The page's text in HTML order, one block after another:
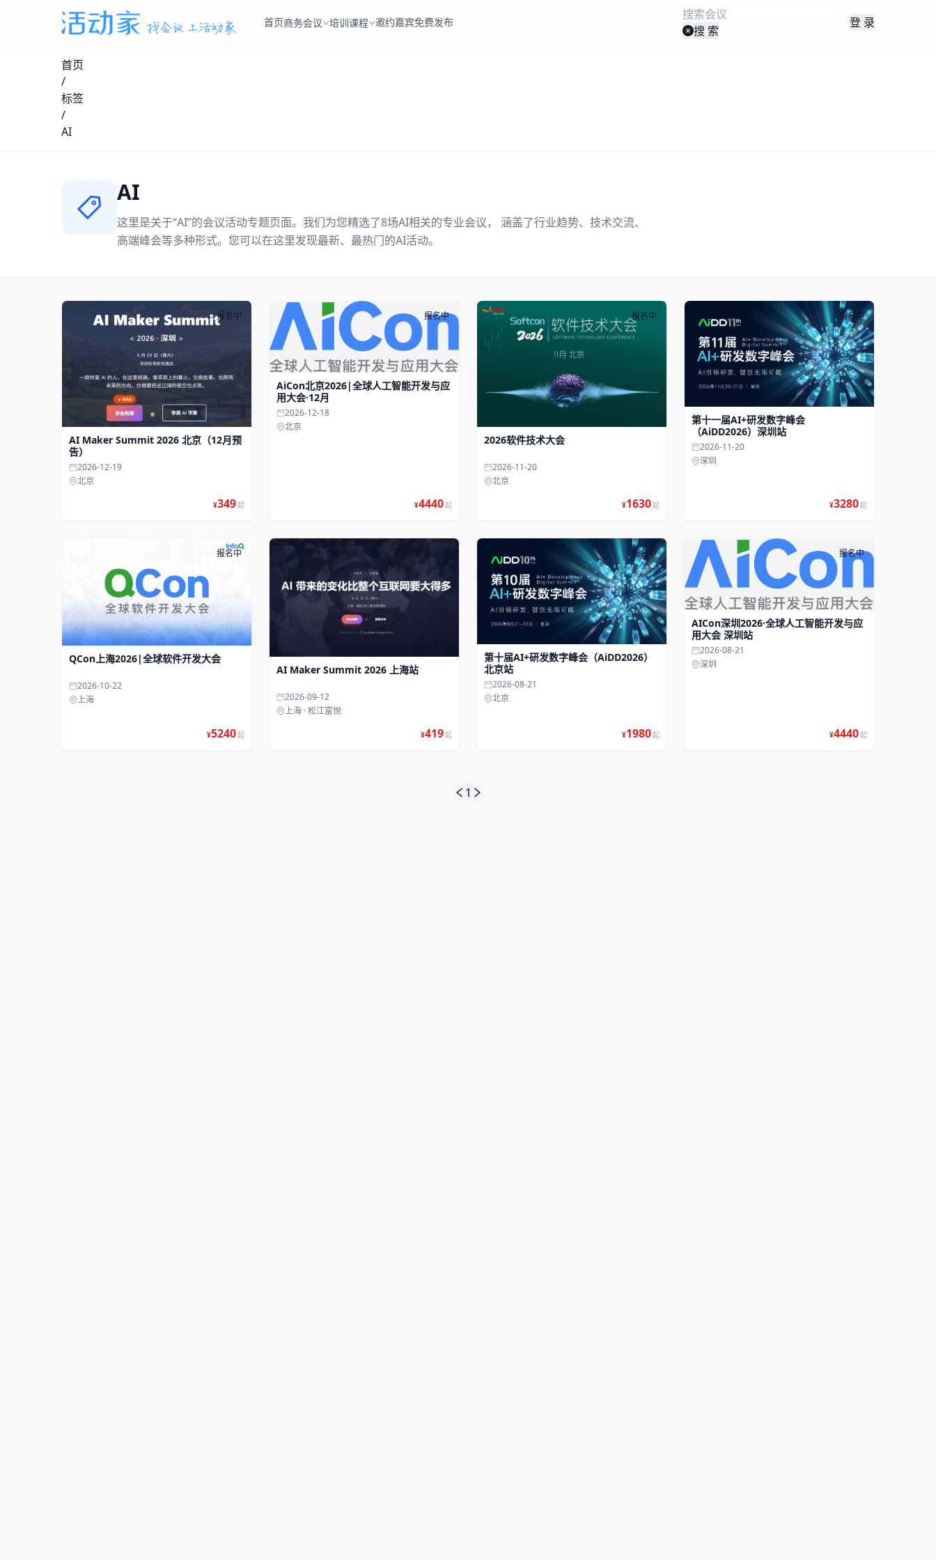
首页商务会议 培训课程 邀约嘉宾免费发布
搜 索
登 录
首页
/
标签
/
AI
AI
这里是关于“AI”的会议活动专题页面。我们为您精选了8场AI相关的专业会议， 涵盖了行业趋势、技术交流、
高端峰会等多种形式。您可以在这里发现最新、最热门的AI活动。
报名中
AI Maker Summit 2026 北京（12月预
告）
2026-12-19
北京
¥349起
报名中
AiCon北京2026|全球人工智能开发与应
用大会·12月
2026-12-18
北京
¥4440起
报名中
2026软件技术大会
2026-11-20
北京
¥1630起
报名中
第十一届AI+研发数字峰会
（AiDD2026）深圳站
2026-11-20
深圳
¥3280起
报名中
QCon上海2026|全球软件开发大会
2026-10-22
上海
¥5240起
AI Maker Summit 2026 上海站
2026-09-12
上海 · 松江富悦
¥419起
报名中
第十届AI+研发数字峰会（AiDD2026）
北京站
2026-08-21
北京
¥1980起
报名中
AICon深圳2026·全球人工智能开发与应
用大会 深圳站
2026-08-21
深圳
¥4440起
1